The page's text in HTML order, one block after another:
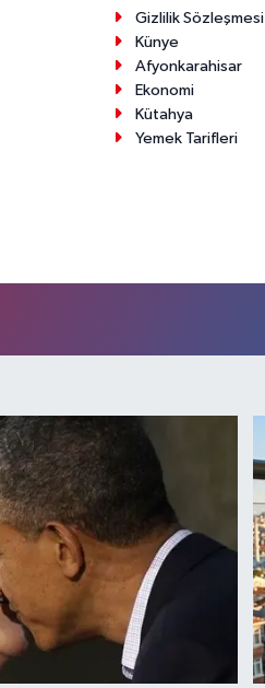
Gizlilik Sözleşmesi
Künye
Afyonkarahisar
Ekonomi
Kütahya
Yemek Tarifleri